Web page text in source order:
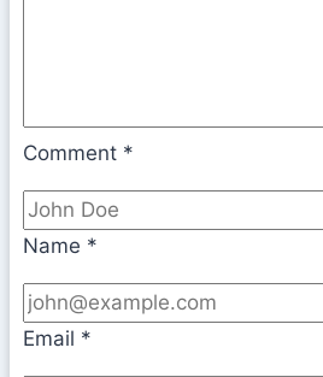
Comment *
Name *
Email *